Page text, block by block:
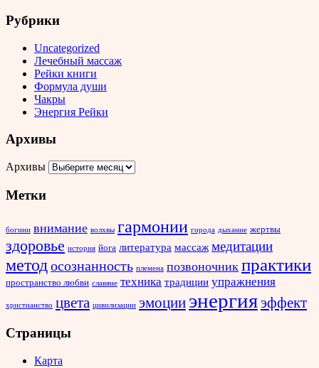
Рубрики
Uncategorized
Лечебный массаж
Рейки книги
Формула души
Чакры
Энергия Рейки
Архивы
Архивы
Метки
богини внимание волхвы гармонии города дыхание жертвы
здоровье история йога литература массаж медитации
методосознанность племена позвоночник практики
пространство любви славяне техника традиции упражнения
христианство цвета цивилизации эмоции энергия эффект
Страницы
Карта